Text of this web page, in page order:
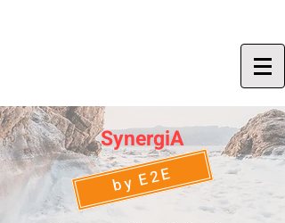
SynergiA
by E2E